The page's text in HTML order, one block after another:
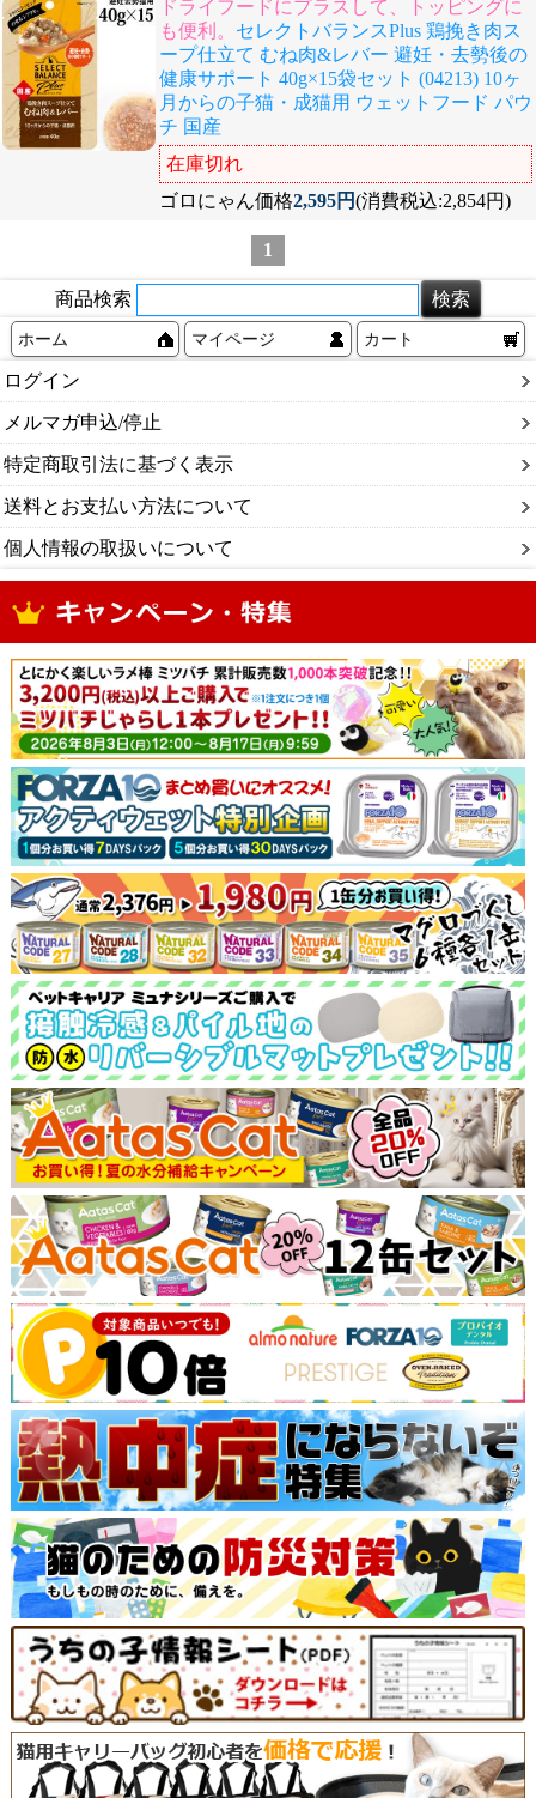
ドライフードにプラスして、トッピングに
も便利。 セレクトバランスPlus 鶏挽き肉ス
ープ仕立て むね肉&レバー 避妊・去勢後の
健康サポート 40g×15袋セット (04213) 10ヶ
月からの子猫・成猫用 ウェットフード パウ
チ 国産
在庫切れ
ゴロにゃん価格2,595円(消費税込:2,854円)
1
商品検索
ホーム マイページ カート
ログイン
メルマガ申込/停止
特定商取引法に基づく表示
送料とお支払い方法について
個人情報の取扱いについて